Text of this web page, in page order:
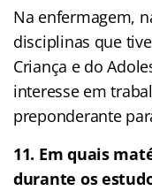
Na enfermagem,
disciplinas que
Criança e do
interesse em
preponderante
11. Em quais
durante os